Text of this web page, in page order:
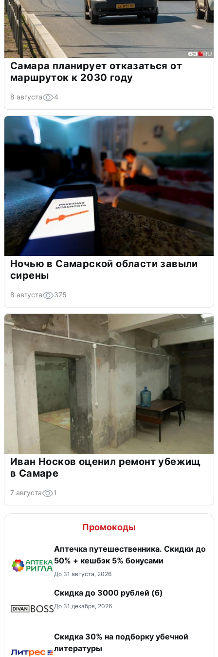
Самара планирует отказаться от
маршруток к 2030 году
8 августа 4
Ночью в Самарской области завыли
сирены
8 августа 375
Иван Носков оценил ремонт убежищ
в Самаре
7 августа 1
Промокоды
Аптечка путешественника. Скидки до
50% + кешбэк 5% бонусами
До 31 августа, 2026
Скидка до 3000 рублей (б)
До 31 декабря, 2026
Скидка 30% на подборку убечной
литературы